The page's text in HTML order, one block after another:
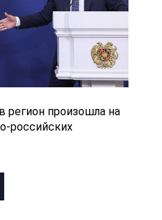
регион произошла на
российских